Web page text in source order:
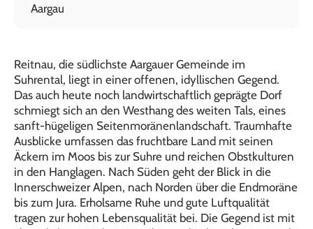
Aargau
Reitnau, die südlichste Aargauer Gemeinde im
Suhrental, liegt in einer offenen, idyllischen Gegend.
Das auch heute noch landwirtschaftlich geprägte Dorf
schmiegt sich an den Westhang des weiten Tals, eines
sanft-hügeligen Seitenmoränenlandschaft. Traumhafte
Ausblicke umfassen das fruchtbare Land mit seinen
Äckern im Moos bis zur Suhre und reichen Obstkulturen
in den Hanglagen. Nach Süden geht der Blick in die
Innerschweizer Alpen, nach Norden über die Endmoräne
bis zum Jura. Erholsame Ruhe und gute Luftqualität
tragen zur hohen Lebensqualität bei. Die Gegend ist mit